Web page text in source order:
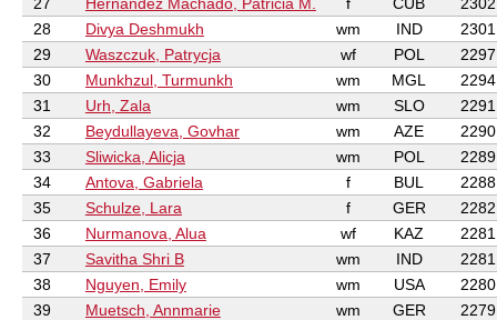
28
Divya Deshmukh wm IND
2301
29
Waszczuk, Patrycja wf POL
2297
30
Munkhzul, Turmunkh wm MGL
2294
31
Urh, Zala wm SLO
2291
32
Beydullayeva, Govhar wm AZE
2290
33
Sliwicka, Alicja wm POL
2289
34
Antova, Gabriela f BUL
2288
35
Schulze, Lara f GER
2282
36
Nurmanova, Alua wf KAZ
2281
37
Savitha Shri B wm IND
2281
38
Nguyen, Emily wm USA
2280
39
Muetsch, Annmarie wm GER
2279